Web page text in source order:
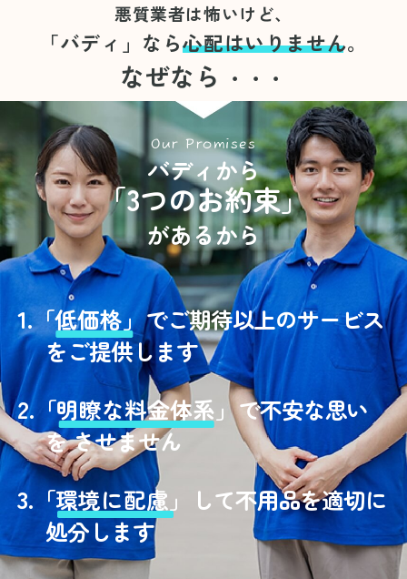
悪質業者は怖いけど、
「バディ」なら心配はいりません。
なぜなら ・・・
Our Promises
バディから
「3つのお約束」
があるから
1.「低価格」でご期待以上のサービス
をご提供します
2.「明瞭な料金体系」で不安な思い
を させません
3. 「環境に配慮」
して不用品を適切に
処分します